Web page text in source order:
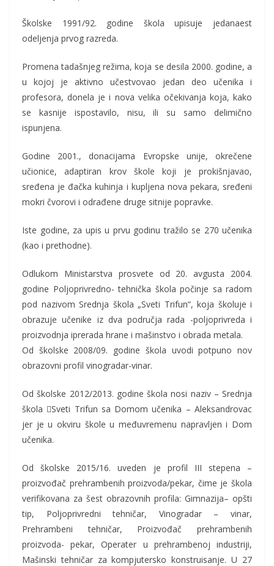
Školske 1991/92. godine škola upisuje jedanaest
odeljenja prvog razreda.
Promena tadašnjeg režima, koja se desila 2000. godine, a
u kojoj je aktivno učestvovao jedan deo učenika i
profesora, donela je i nova velika očekivanja koja, kako
se kasnije ispostavilo, nisu, ili su samo delimično
ispunjena.
Godine 2001., donacijama Evropske unije, okrečene
učionice, adaptiran krov škole koji je prokišnjavao,
sređena je đačka kuhinja i kupljena nova pekara, sređeni
mokri čvorovi i odrađene druge sitnije popravke.
Iste godine, za upis u prvu godinu tražilo se 270 učenika
(kao i prethodne).
Odlukom Ministarstva prosvete od 20. avgusta 2004.
godine Poljoprivredno- tehnička škola počinje sa radom
pod nazivom Srednja škola „Sveti Trifun“, koja školuje i
obrazuje učenike iz dva područja rada -poljoprivreda i
proizvodnja iprerada hrane i mašinstvo i obrada metala.
Od školske 2008/09. godine škola uvodi potpuno nov
obrazovni profil vinogradar-vinar.
Od školske 2012/2013. godine škola nosi naziv – Srednja
škola Sveti Trifun sa Domom učenika – Aleksandrovac
jer je u okviru škole u međuvremenu napravljen i Dom
učenika.
Od školske 2015/16. uveden je profil III stepena –
proizvođač prehrambenih proizvoda/pekar, čime je škola
verifikovana za šest obrazovnih profila: Gimnazija– opšti
tip, Poljoprivredni tehničar, Vinogradar – vinar,
Prehrambeni tehničar, Proizvođač prehrambenih
proizvoda- pekar, Operater u prehrambenoj industriji,
Mašinski tehničar za kompjutersko konstruisanje. U 27